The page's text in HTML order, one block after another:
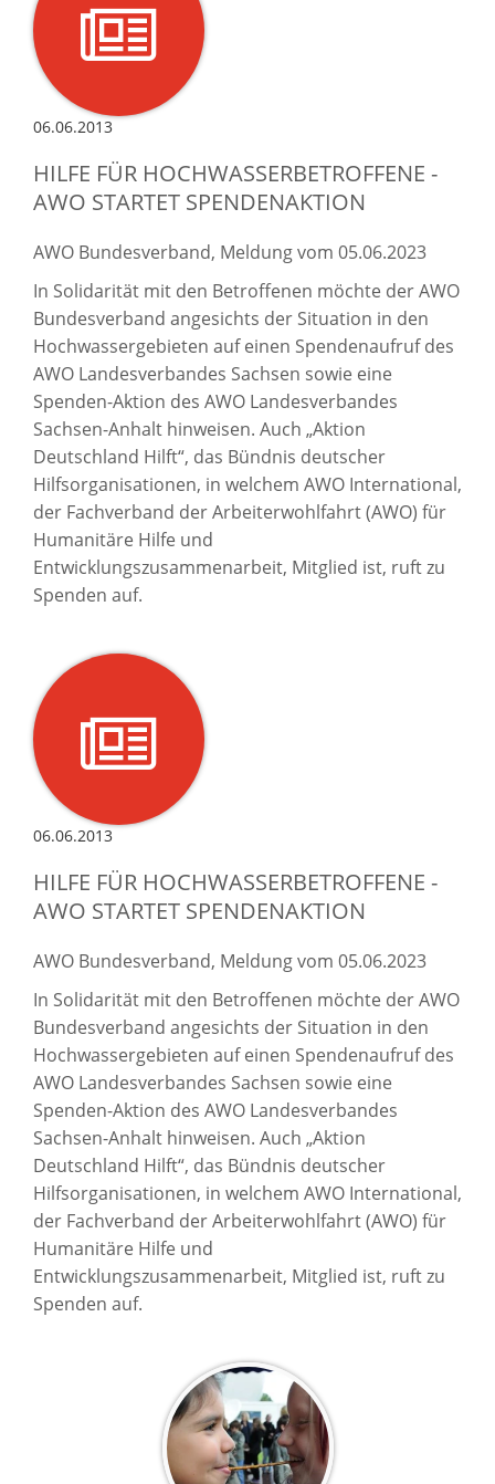
06.06.2013
HILFE FÜR HOCHWASSERBETROFFENE -
AWO STARTET SPENDENAKTION
AWO Bundesverband, Meldung vom 05.06.2023
In Solidarität mit den Betroffenen möchte der AWO
Bundesverband angesichts der Situation in den
Hochwassergebieten auf einen Spendenaufruf des
AWO Landesverbandes Sachsen sowie eine
Spenden-Aktion des AWO Landesverbandes
Sachsen-Anhalt hinweisen. Auch „Aktion
Deutschland Hilft“, das Bündnis deutscher
Hilfsorganisationen, in welchem AWO International,
der Fachverband der Arbeiterwohlfahrt (AWO) für
Humanitäre Hilfe und
Entwicklungszusammenarbeit, Mitglied ist, ruft zu
Spenden auf.
06.06.2013
HILFE FÜR HOCHWASSERBETROFFENE -
AWO STARTET SPENDENAKTION
AWO Bundesverband, Meldung vom 05.06.2023
In Solidarität mit den Betroffenen möchte der AWO
Bundesverband angesichts der Situation in den
Hochwassergebieten auf einen Spendenaufruf des
AWO Landesverbandes Sachsen sowie eine
Spenden-Aktion des AWO Landesverbandes
Sachsen-Anhalt hinweisen. Auch „Aktion
Deutschland Hilft“, das Bündnis deutscher
Hilfsorganisationen, in welchem AWO International,
der Fachverband der Arbeiterwohlfahrt (AWO) für
Humanitäre Hilfe und
Entwicklungszusammenarbeit, Mitglied ist, ruft zu
Spenden auf.